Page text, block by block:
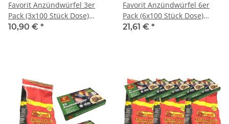
Favorit Anzündwürfel 3er
Pack (3x100 Stück Dose)
+20% gratis + usy Block
10,90 € *
Favorit Anzündwürfel 6er
Pack (6x100 Stück Dose)
+20% gratis + usy Block
21,61 € *